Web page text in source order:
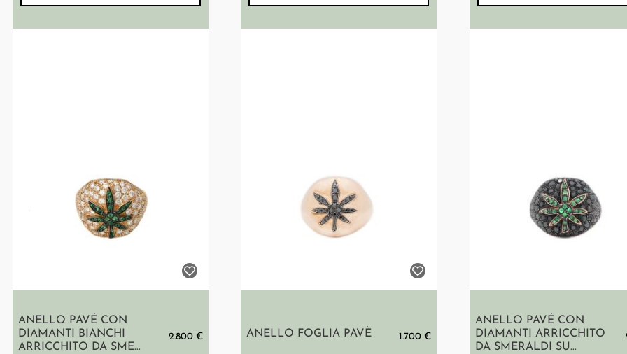
ANELLO PAVÉ CON
DIAMANTI BIANCHI
ARRICCHITO DA SME...
2.800 € ANELLO FOGLIA PAVÈ 1.700 €
ANELLO PAVÉ CON
DIAMANTI ARRICCHITO
DA SMERALDI SU...